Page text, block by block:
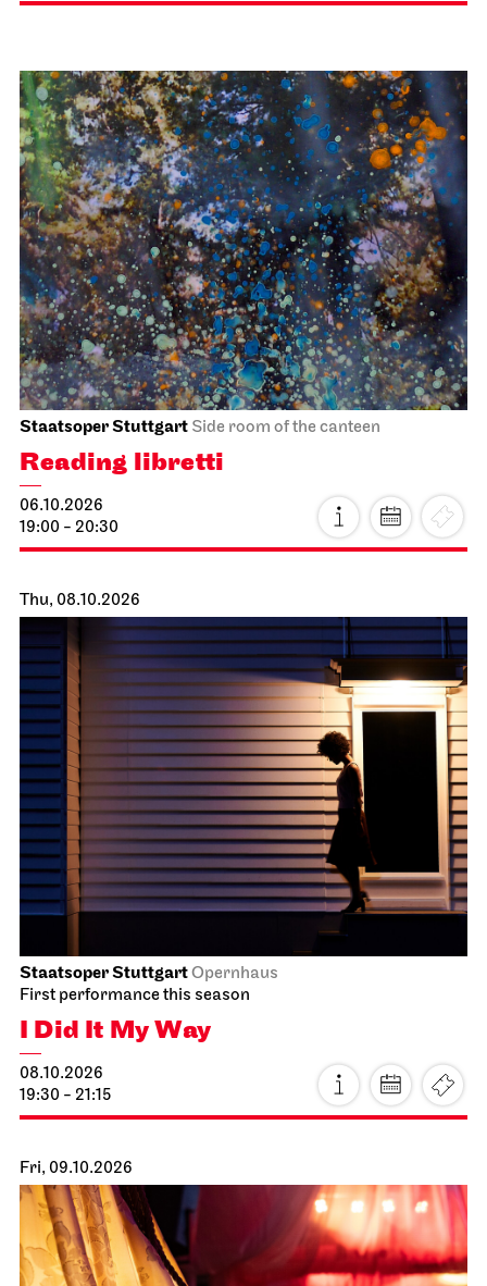
Staatsoper Stuttgart Side room of the canteen
Reading libretti
06.10.2026
19:00 - 20:30
Thu, 08.10.2026
Staatsoper StuttgartOpernhaus
First performance this season
I Did It My Way
08.10.2026
19:30 - 21:15
Fri, 09.10.2026